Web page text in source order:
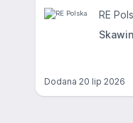
RE
Dodana 20 lip 2026